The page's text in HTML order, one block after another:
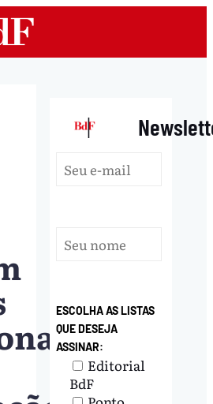
|
ESCOLHA AS LISTAS
QUE DESEJA
ASSINAR:
Editorial
BdF